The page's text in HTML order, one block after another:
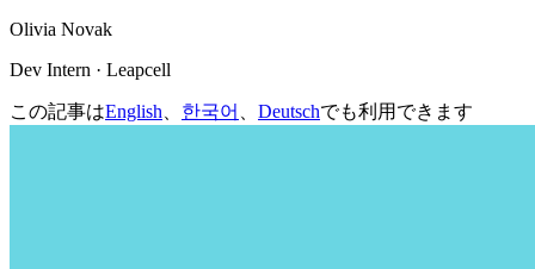
Olivia Novak
Dev Intern · Leapcell
この記事はEnglish 한국어 Deutschでも利用できます